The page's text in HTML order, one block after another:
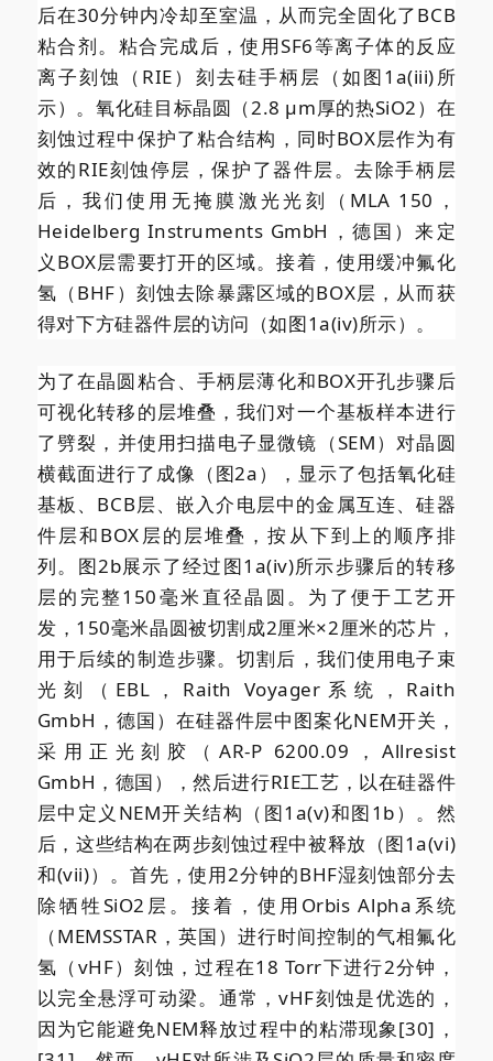
后在30分钟内冷却至室温，从而完全固化了BCB
粘合剂。粘合完成后，使用SF6等离子体的反应
离子刻蚀（RIE）刻去硅手柄层（如图1a(iii)所
示）。氧化硅目标晶圆（2.8 µm厚的热SiO2）在
刻蚀过程中保护了粘合结构，同时BOX层作为有
效的RIE刻蚀停层，保护了器件层。去除手柄层
后，我们使用无掩膜激光光刻（MLA 150，
Heidelberg Instruments GmbH，德国）来定
义BOX层需要打开的区域。接着，使用缓冲氟化
氢（BHF）刻蚀去除暴露区域的BOX层，从而获
得对下方硅器件层的访问（如图1a(iv)所示）。
为了在晶圆粘合、手柄层薄化和BOX开孔步骤后
可视化转移的层堆叠，我们对一个基板样本进行
了劈裂，并使用扫描电子显微镜（SEM）对晶圆
横截面进行了成像（图2a），显示了包括氧化硅
基板、BCB层、嵌入介电层中的金属互连、硅器
件层和BOX层的层堆叠，按从下到上的顺序排
列。图2b展示了经过图1a(iv)所示步骤后的转移
层的完整150毫米直径晶圆。为了便于工艺开
发，150毫米晶圆被切割成2厘米×2厘米的芯片，
用于后续的制造步骤。切割后，我们使用电子束
光刻（EBL，Raith Voyager系统，Raith
GmbH，德国）在硅器件层中图案化NEM开关，
采用正光刻胶（AR-P 6200.09，Allresist
GmbH，德国），然后进行RIE工艺，以在硅器件
层中定义NEM开关结构（图1a(v)和图1b）。然
后，这些结构在两步刻蚀过程中被释放（图1a(vi)
和(vii)）。首先，使用2分钟的BHF湿刻蚀部分去
除牺牲SiO2层。接着，使用Orbis Alpha系统
（MEMSSTAR，英国）进行时间控制的气相氟化
氢（vHF）刻蚀，过程在18 Torr下进行2分钟，
以完全悬浮可动梁。通常，vHF刻蚀是优选的，
因为它能避免NEM释放过程中的粘滞现象[30]，